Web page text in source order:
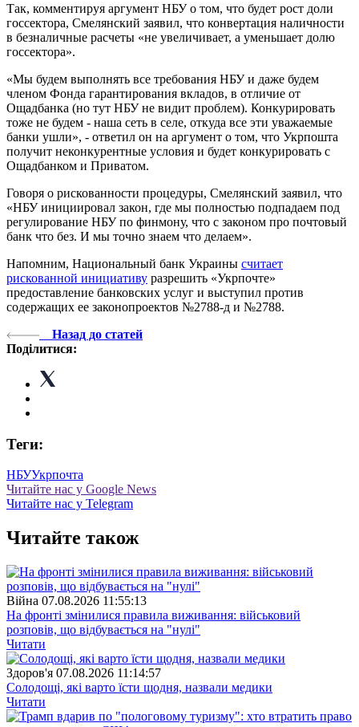
Так, комментируя аргумент НБУ о том, что будет рост доли
госсектора, Смелянский заявил, что конвертация наличности
в безналичные расчеты «не увеличивает, а уменьшает долю
госсектора».
«Мы будем выполнять все требования НБУ и даже будем
членом Фонда гарантирования вкладов, в отличие от
Ощадбанка (но тут НБУ не видит проблем). Конкурировать
тоже не будем - наша сеть в селе, откуда все эти уважаемые
банки ушли», - ответил он на аргумент о том, что Укрпошта
получит неконкурентные условия и будет конкурировать с
Ощадбанком и Приватом.
Говоря о рискованности процедуры, Смелянский заявил, что
«НБУ инициировал закон, где мы полностью подпадаем под
регулирование НБУ по финмону, что с законом про почтовый
банк что без. И мы точно знаем что делаем».
Напомним, Национальный банк Украины считает
рискованной инициативу разрешить «Укрпочте»
предоставление банковских услуг и выступил против
содержащих ее законопроектов №2788-д и №2788.
Назад до статей
Поділитися:
Теги:
НБУУкрпочта
Читайте нас у Google News
Читайте нас у Telegram
Читайте також
Війна 07.08.2026 11:55:13
На фронті змінилися правила виживання: військовий
розповів, що відбувається на "нулі"
Читати
Здоров'я 07.08.2026 11:14:57
Солодощі, які варто їсти щодня, назвали медики
Читати